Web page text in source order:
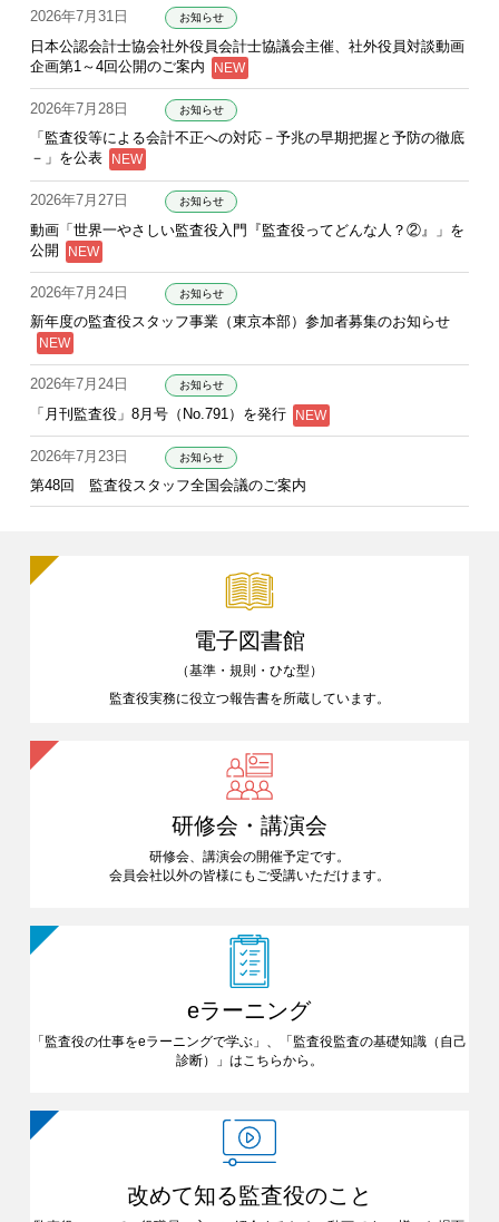
2026年7月31日 お知らせ
日本公認会計士協会社外役員会計士協議会主催、社外役員対談動画
企画第1～4回公開のご案内
2026年7月28日 お知らせ
「監査役等による会計不正への対応－予兆の早期把握と予防の徹底
－」を公表
2026年7月27日 お知らせ
動画「世界一やさしい監査役入門『監査役ってどんな人？②』」を
公開
2026年7月24日 お知らせ
新年度の監査役スタッフ事業（東京本部）参加者募集のお知らせ
2026年7月24日 お知らせ
「月刊監査役」8月号（No.791）を発行
2026年7月23日 お知らせ
第48回 監査役スタッフ全国会議のご案内
電子図書館
（基準・規則・ひな型）
監査役実務に役立つ報告書を所蔵しています。
研修会・講演会
研修会、講演会の開催予定です。
会員会社以外の皆様にも ご受講いただけます。
eラーニング
「監査役の仕事をeラーニングで学ぶ」、「監査役監査の基礎知識 （自己
診断）」はこちらから。
改めて知る監査役のこと